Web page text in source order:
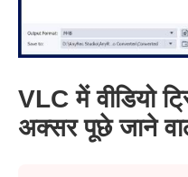
चरण दो।
VLC में वीडियो
अक्सर पूछे जाने